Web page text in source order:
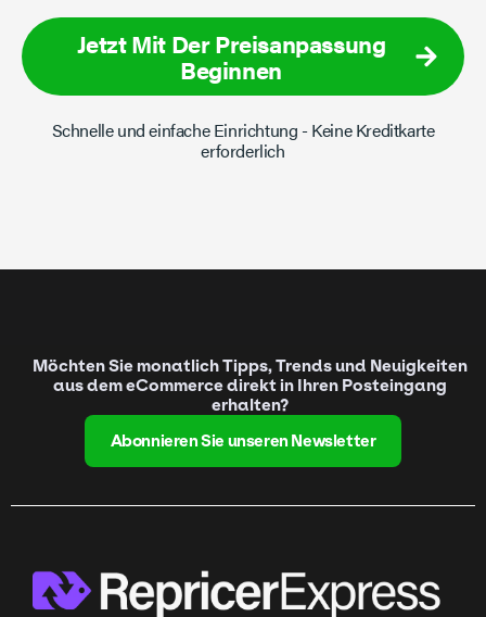
Jetzt Mit Der Preisanpassung
Beginnen
Schnelle und einfache Einrichtung - Keine Kreditkarte
erforderlich
Möchten Sie monatlich Tipps, Trends und Neuigkeiten
aus dem eCommerce direkt in Ihren Posteingang
erhalten?
Abonnieren Sie unseren Newsletter